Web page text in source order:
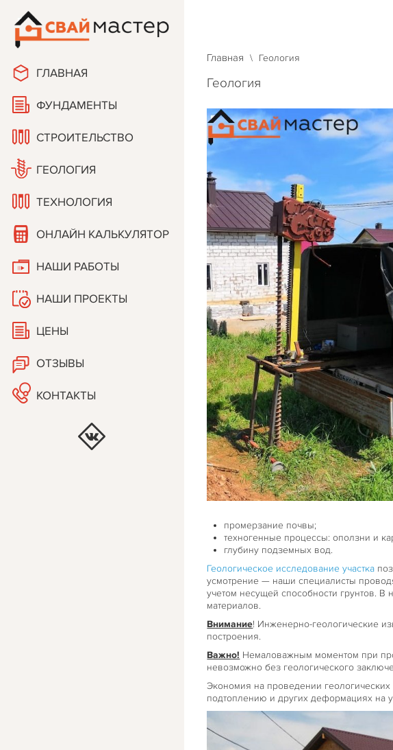
ГЛАВНАЯ
ФУНДАМЕНТЫ
СТРОИТЕЛЬСТВО
ГЕОЛОГИЯ
ТЕХНОЛОГИЯ
ОНЛАЙН КАЛЬКУЛЯТОР
НАШИ РАБОТЫ
НАШИ ПРОЕКТЫ
ЦЕНЫ
ОТЗЫВЫ
КОНТАКТЫ
Главная \ Геология
Геология
промерзание почвы;
техногенные процессы: оползни и
глубину подземных вод.
Геологическое исследование участка
усмотрение — наши специалисты
учетом несущей способности грунтов. В
материалов.
Внимание! Инженерно-геологические
построения.
Важно! Немаловажным моментом при
невозможно без геологического
Экономия на проведении
подтоплению и других деформациях на